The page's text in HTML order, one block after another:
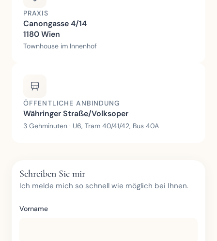
PRAXIS
Canongasse 4/14
1180 Wien
Townhouse im Innenhof
ÖFFENTLICHE ANBINDUNG
Währinger Straße/Volksoper
3 Gehminuten · U6, Tram 40/41/42, Bus 40A
Schreiben Sie mir
Ich melde mich so schnell wie möglich bei Ihnen.
Vorname